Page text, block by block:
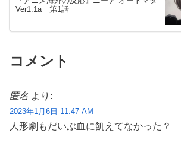
Ver1.1a 第1話
コメント
匿名 より:
2023年1月6日 11:47 AM
人形劇もだいぶ血に飢えてなかった？